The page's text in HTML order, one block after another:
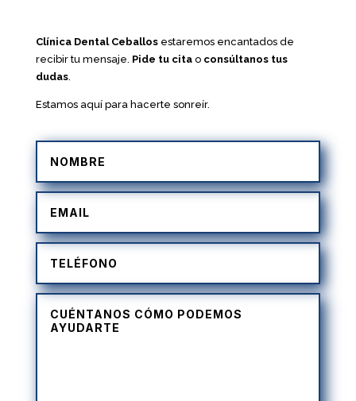
Clínica Dental Ceballosestaremos encantados de
recibir tu mensaje. Pide tu citao consúltanos tus
dudas.
Estamos aquí para hacerte sonreír.